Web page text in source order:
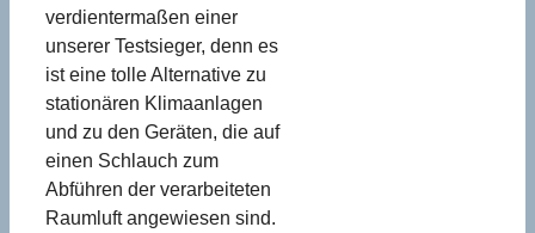
verdientermaßen einer
unserer Testsieger, denn es
ist eine tolle Alternative zu
stationären Klimaanlagen
und zu den Geräten, die auf
einen Schlauch zum
Abführen der verarbeiteten
Raumluft angewiesen sind.